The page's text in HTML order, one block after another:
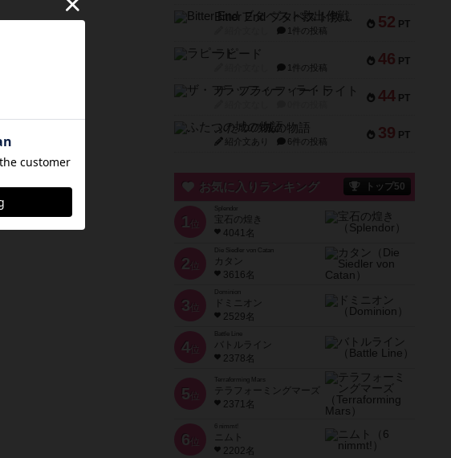
52 PT
Bitter End ブタペスト救出作戦
1件の投稿
46 PT
ラピード
1件の投稿
44 PT
ザ・フラッフィー・ライト
39 PT
ふたつの城の物語
紹介文あり 6件の投稿
お気に入りランキング トップ50
1 位
宝石の煌き
4041名
2 位
Die Siedler von Catan
カタン
3616名
3 位
ドミニオン
2529名
4位
Battle Line
バトルライン
2378名
5 位
Terraforming Mars
テラフォーミングマーズ
2371名
6 位
ニムト
2202名